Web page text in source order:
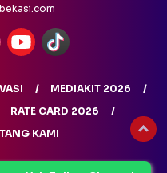
MEDIAKIT 2026
RATE CARD 2026
KAMI
- ALL RIGHTS RESERVED